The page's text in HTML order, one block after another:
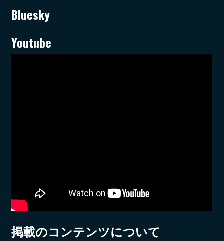
Bluesky
Youtube
掲載のコンテンツについて